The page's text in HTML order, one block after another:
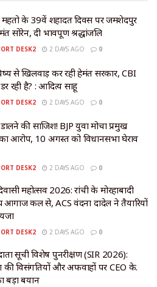
महतो के 39वें शहादत दिवस पर जमशेदपुर
सोरेन, दी भावपूर्ण श्रद्धांजलि
DESK2 2 DAYS AGO 0
से खिलवाड़ कर रही हेमंत सरकार, CBI
रही है? : आदित्य साहू
DESK2 2 DAYS AGO 0
की साजिश! BJP युवा मोर्चा प्रमुख
आरोप, 10 अगस्त को विधानसभा घेराव
DESK2 2 DAYS AGO 0
महोत्सव 2026: रांची के मोरहाबादी
आगाज कल से, ACS वंदना दादेल ने तैयारियों
DESK2 2 DAYS AGO 0
सूची विशेष पुनरीक्षण (SIR 2026):
की विसंगतियों और अफवाहों पर CEO के.
बड़ा बयान